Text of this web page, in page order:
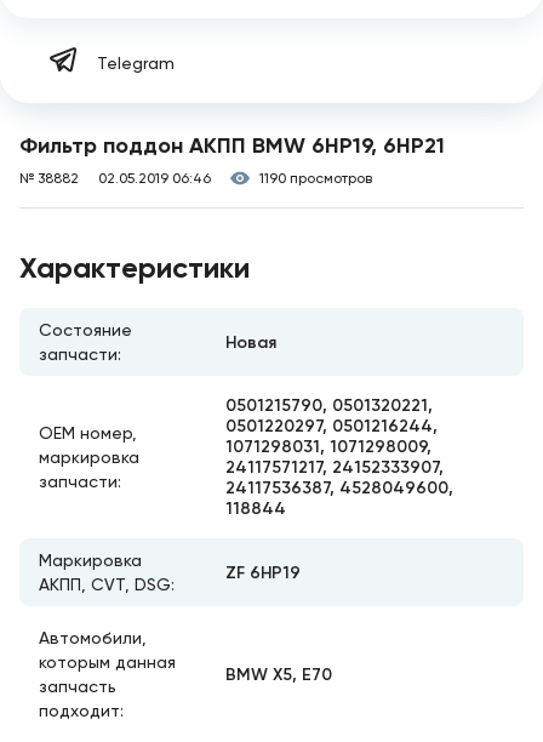
Фильтр поддон АКПП BMW 6HP19, 6HP21
№ 38882 02.05.2019 06:46 1190 просмотров
Характеристики
Состояние
запчасти:
Новая
ОЕМ номер,
маркировка
запчасти:
0501215790, 0501320221,
0501220297, 0501216244,
1071298031, 1071298009,
24117571217, 24152333907,
24117536387, 4528049600,
118844
Маркировка
АКПП, CVT, DSG:
ZF 6HP19
Автомобили,
которым данная
запчасть
подходит:
BMW X5, E70
Telegram